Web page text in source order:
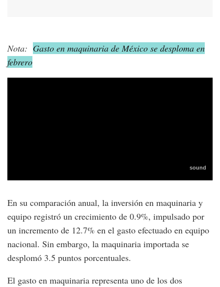
Nota: Gasto en maquinaria de México se desploma en
febrero
En su comparación anual, la inversión en maquinaria y
equipo registró un crecimiento de 0.9%, impulsado por
un incremento de 12.7% en el gasto efectuado en equipo
nacional. Sin embargo, la maquinaria importada se
desplomó 3.5 puntos porcentuales.
El gasto en maquinaria representa uno de los dos